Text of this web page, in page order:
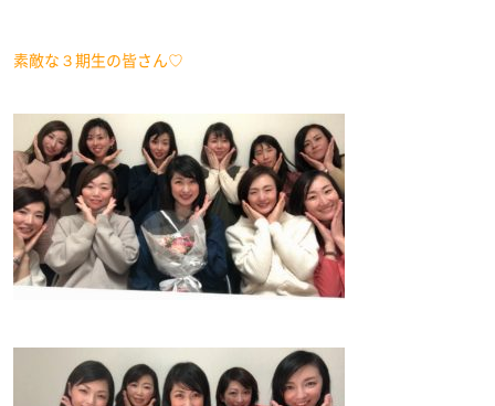
素敵な３期生の皆さん♡